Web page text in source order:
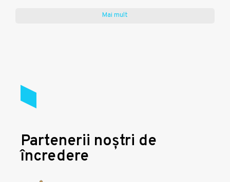
Mai mult
Partenerii noștri de
încredere